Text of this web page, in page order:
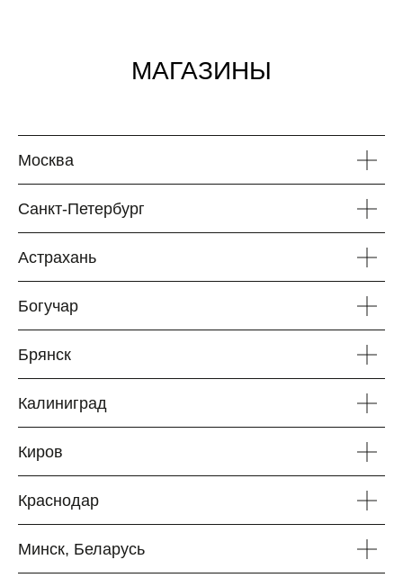
МАГАЗИНЫ
Москва
Санкт-Петербург
Астрахань
Богучар
Брянск
Калиниград
Киров
Краснодар
Минск, Беларусь